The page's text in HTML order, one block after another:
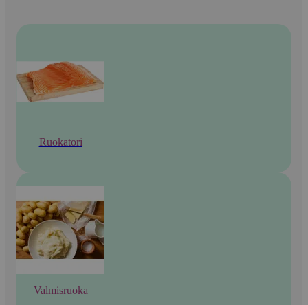
Ruokatori
Valmisruoka